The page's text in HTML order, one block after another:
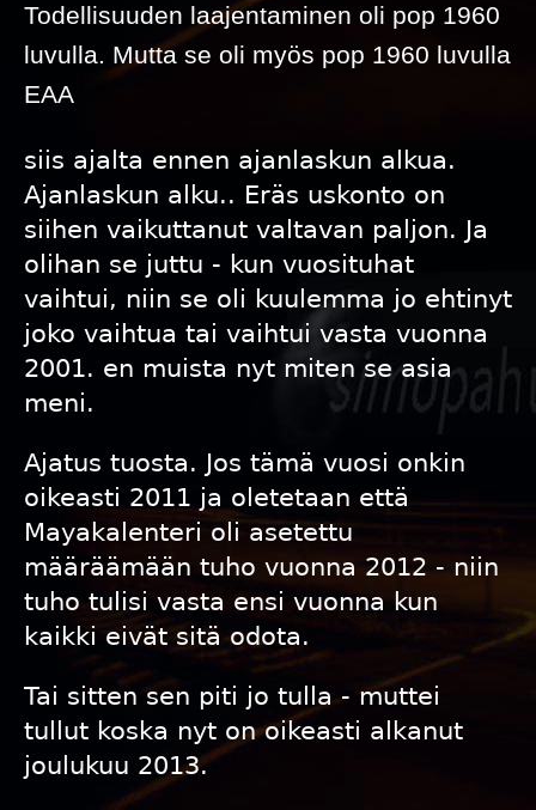
Todellisuuden laajentaminen oli pop 1960
luvulla. Mutta se oli myös pop 1960 luvulla
EAA
siis ajalta ennen ajanlaskun alkua.
Ajanlaskun alku.. Eräs uskonto on
siihen vaikuttanut valtavan paljon. Ja
olihan se juttu - kun vuosituhat
vaihtui, niin se oli kuulemma jo ehtinyt
joko vaihtua tai vaihtui vasta vuonna
2001. en muista nyt miten se asia
meni.
Ajatus tuosta. Jos tämä vuosi onkin
oikeasti 2011 ja oletetaan että
Mayakalenteri oli asetettu
määräämään tuho vuonna 2012 - niin
tuho tulisi vasta ensi vuonna kun
kaikki eivät sitä odota.
Tai sitten sen piti jo tulla - muttei
tullut koska nyt on oikeasti alkanut
joulukuu 2013.